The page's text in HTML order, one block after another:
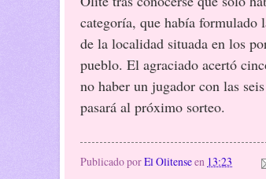
categoría, que había formulado
de la localidad situada en los
pueblo. El agraciado acertó
no haber un jugador con las
pasará al próximo sorteo.
Publicado porEl Olitenseen 13:23